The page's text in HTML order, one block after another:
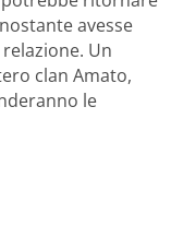
avesse
Un
clan Amato,
le